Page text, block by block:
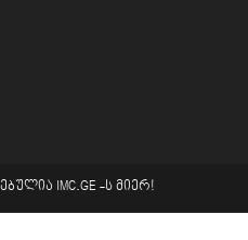
IMC.GE -ს მიერ!